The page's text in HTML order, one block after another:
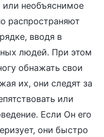
или необъяснимое
распространяют
вводя в
людей. При этом
обнажать свои
их, они следят за
или
Если Он его
они быстро